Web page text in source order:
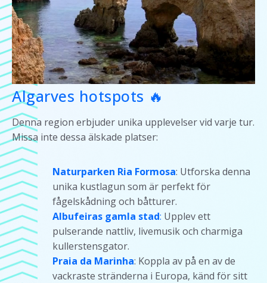
Algarves hotspots 🔥
Denna region erbjuder unika upplevelser vid varje tur.
Missa inte dessa älskade platser:
Naturparken Ria Formosa: Utforska denna
unika kustlagun som är perfekt för
fågelskådning och båtturer.
Albufeiras gamla stad: Upplev ett
pulserande nattliv, livemusik och charmiga
kullerstensgator.
Praia da Marinha: Koppla av på en av de
vackraste stränderna i Europa, känd för sitt